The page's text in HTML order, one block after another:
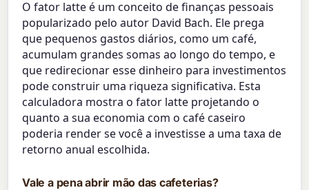
O fator latte é um conceito de finanças pessoais
popularizado pelo autor David Bach. Ele prega
que pequenos gastos diários, como um café,
acumulam grandes somas ao longo do tempo, e
que redirecionar esse dinheiro para investimentos
pode construir uma riqueza significativa. Esta
calculadora mostra o fator latte projetando o
quanto a sua economia com o café caseiro
poderia render se você a investisse a uma taxa de
retorno anual escolhida.
Vale a pena abrir mão das cafeterias?